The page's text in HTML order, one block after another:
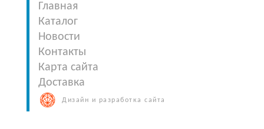
Главная
Каталог
Новости
Контакты
Карта сайта
Доставка
Дизайн и разработка сайта